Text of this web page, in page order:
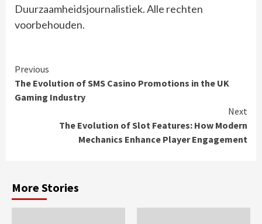
Duurzaamheidsjournalistiek. Alle rechten
voorbehouden.
Continue
Reading
Previous
The Evolution of SMS Casino Promotions in the UK
Gaming Industry
Next
The Evolution of Slot Features: How Modern
Mechanics Enhance Player Engagement
More Stories